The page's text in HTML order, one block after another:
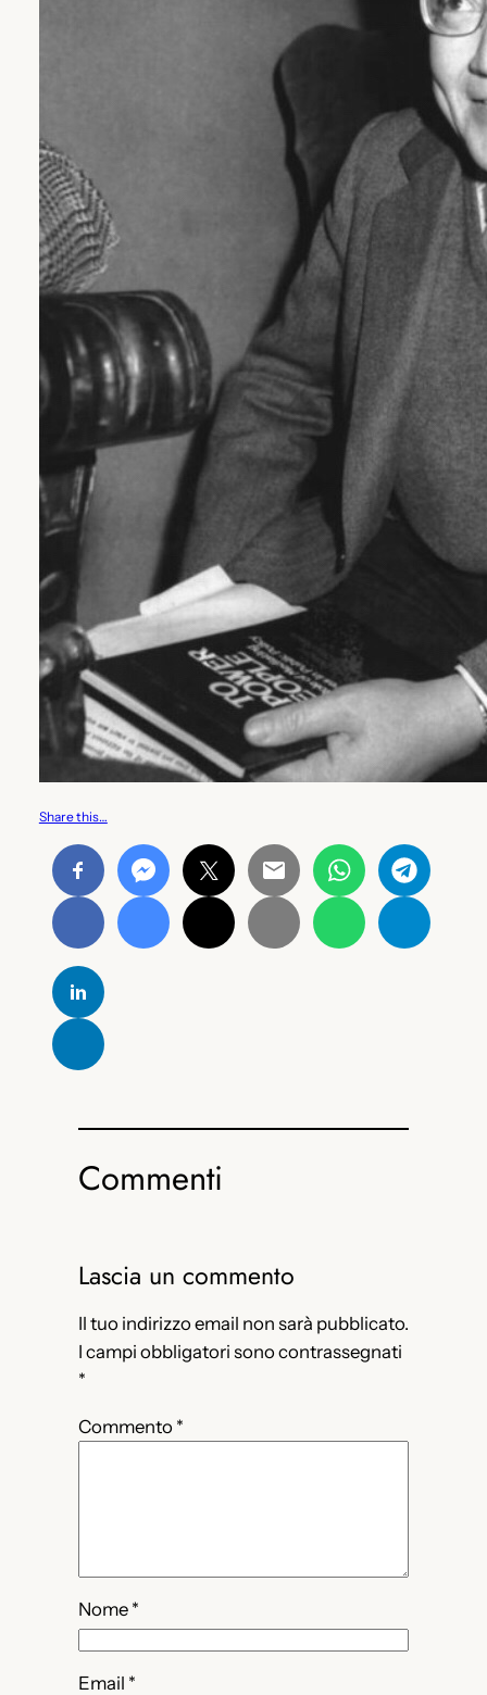
Share this…
Commenti
Lascia un commento
Il tuo indirizzo email non sarà pubblicato.
I campi obbligatori sono contrassegnati
*
Commento *
Nome *
Email *